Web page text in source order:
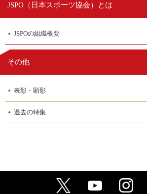
JSPO（ 日本スポーツ協会）とは
JSPOの組織概要
その他
表彰・顕彰
過去の特集